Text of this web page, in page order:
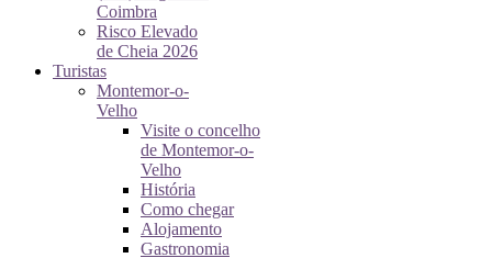
Coimbra
Risco Elevado
de Cheia 2026
Turistas
Montemor-o-
Velho
Visite o concelho
de Montemor-o-
Velho
História
Como chegar
Alojamento
Gastronomia